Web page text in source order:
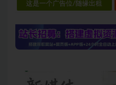
这是一个广告位/随缘出租